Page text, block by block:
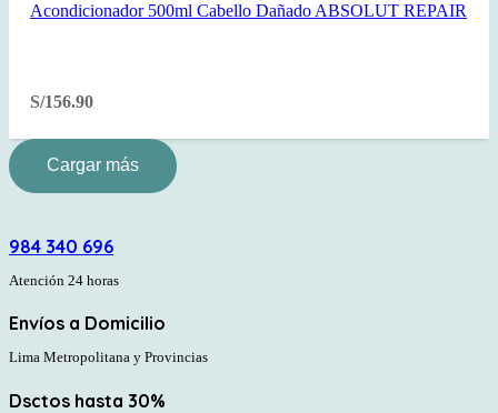
Acondicionador 500ml Cabello Dañado ABSOLUT REPAIR
S/156.90
Cargar más
984 340 696
Atención 24 horas
Envíos a Domicilio
Lima Metropolitana y Provincias
Dsctos hasta 30%